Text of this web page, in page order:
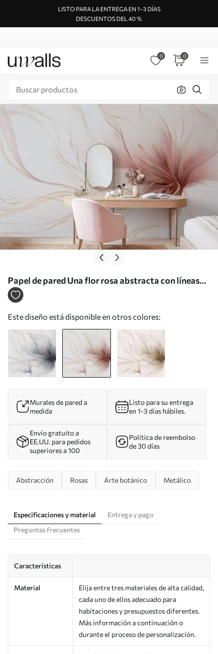
LISTO PARA LA ENTREGA EN 1–3 DÍAS
DESCUENTOS DEL 40 %
0 0
Papel de pared Una flor rosa abstracta con líneas
fluidas al estilo del arte fluido Nr. w05428v1
Este diseño está disponible en otros colores:
Murales de pared a
medida
Listo para su entrega
en 1-3 días hábiles.
Envío gratuito a
EE.UU. para pedidos
superiores a 100
Política de reembolso
de 30 días
Abstracción Rosas Arte botánico Metálico
Especificaciones y material
Entrega y pago
Preguntas frecuentes
Características
Material
Elija entre tres materiales de alta calidad,
cada uno de ellos adecuado para
habitaciones y presupuestos diferentes.
Más información a continuación o
durante el proceso de personalización.